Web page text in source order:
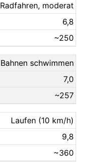
Radfahren, moderat
6,8
~250
Bahnen schwimmen
7,0
~257
Laufen (10 km/h)
9,8
~360